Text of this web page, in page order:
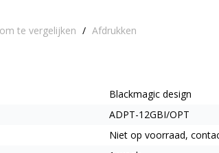
te vergelijken / Afdrukken
Blackmagic design
ADPT-12GBI/OPT
Niet op voorraad,